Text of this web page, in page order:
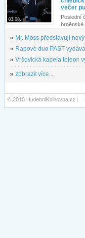
03.08.
večer
Poslední
brněnské
» Mr. Moss představují
» Rapové duo PAST
» Vršovická kapela tojeon
» zobrazit více...
© 2010 HudebniKnihovna.cz |